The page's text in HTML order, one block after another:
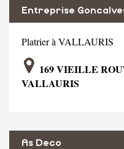
Entreprise
Platrier à VALLAURIS
169 VIEILLE
VALLAURIS
As Deco